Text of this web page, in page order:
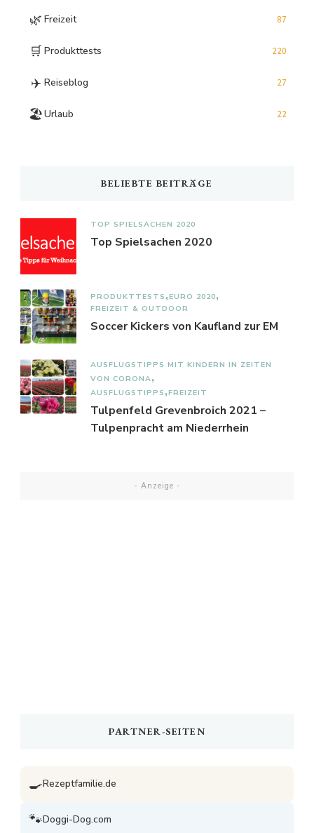
🌿 Freizeit 87
🛒 Produkttests 220
✈️ Reiseblog 27
🏖️Urlaub 22
BELIEBTE BEITRÄGE
TOP SPIELSACHEN 2020
Top Spielsachen 2020
PRODUKTTESTS EURO 2020
FREIZEIT & OUTDOOR
Soccer Kickers von Kaufland zur EM
AUSFLUGSTIPPS MIT KINDERN IN ZEITEN
VON CORONA
AUSFLUGSTIPPS FREIZEIT
Tulpenfeld Grevenbroich 2021 –
Tulpenpracht am Niederrhein
- Anzeige -
PARTNER-SEITEN
🍳Rezeptfamilie.de
🐾Doggi-Dog.com